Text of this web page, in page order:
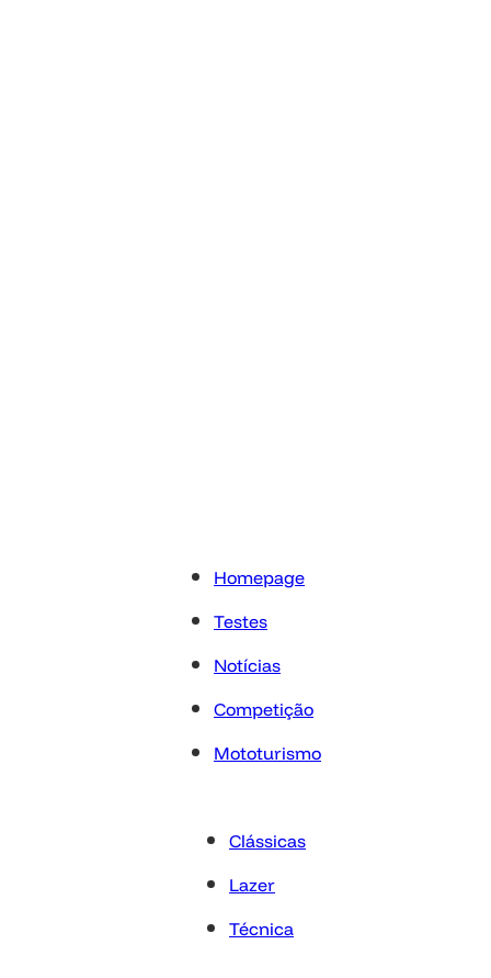
Homepage
Testes
Notícias
Competição
Mototurismo
Clássicas
Lazer
Técnica